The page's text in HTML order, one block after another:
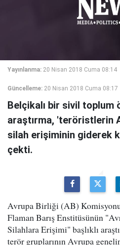
Yayınlanma: 20 Nisan 2018 Cuma 08:14
Güncelleme: 20 Nisan 2018 Cuma 08:17
Belçikalı bir sivil toplum
araştırma, 'teröristlerin
silah erişiminin giderek
çekti.
Avrupa Birliği (AB)
Flaman Barış Enstitüsünün
Silahlara Erişimi" başlıklı
terör gruplarının Avrupa